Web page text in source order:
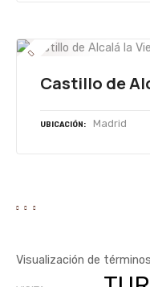
Castillo de
UBICACIÓN Madrid
Visualización de términos